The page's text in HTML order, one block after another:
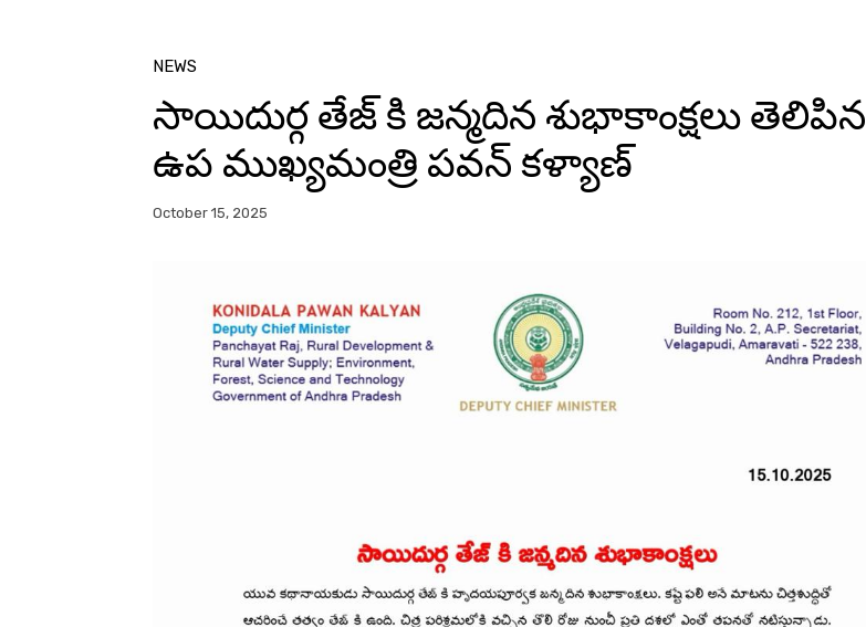
NEWS
సాయిదుర్గ తేజ్ కి జన్మదిన శుభాకాంక్షలు తెలిపిన
ఉప ముఖ్యమంత్రి పవన్ కళ్యాణ్
October 15, 2025